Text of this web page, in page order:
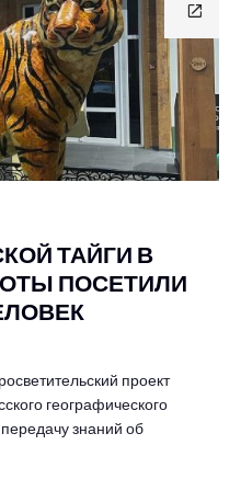
ТАЙГИ В
ПОСЕТИЛИ
проект
географического
знаний об